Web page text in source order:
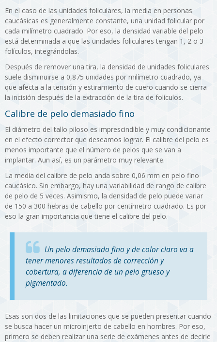
En el caso de las unidades foliculares, la media en personas
caucásicas es generalmente constante, una unidad folicular por
cada milímetro cuadrado. Por eso, la densidad variable del pelo
está determinada a que las unidades foliculares tengan 1, 2 o 3
folículos, integrándolas.
Después de remover una tira, la densidad de unidades foliculares
suele disminuirse a 0,875 unidades por milímetro cuadrado, ya
que afecta a la tensión y estiramiento de cuero cuando se cierra
la incisión después de la extracción de la tira de folículos.
Calibre de pelo demasiado fino
El diámetro del tallo piloso es imprescindible y muy condicionante
en el efecto corrector que deseamos lograr. El calibre del pelo es
menos importante que el número de pelos que se van a
implantar. Aun así, es un parámetro muy relevante.
La media del calibre de pelo anda sobre 0,06 mm en pelo fino
caucásico. Sin embargo, hay una variabilidad de rango de calibre
de pelo de 5 veces. Asimismo, la densidad de pelo puede variar
de 150 a 300 hebras de cabello por centímetro cuadrado. Es por
eso la gran importancia que tiene el calibre del pelo.
Un pelo demasiado fino y de color claro va a
tener menores resultados de corrección y
cobertura, a diferencia de un pelo grueso y
pigmentado.
Esas son dos de las limitaciones que se pueden presentar cuando
se busca hacer un microinjerto de cabello en hombres. Por eso,
primero se deben realizar una serie de exámenes antes de decirle